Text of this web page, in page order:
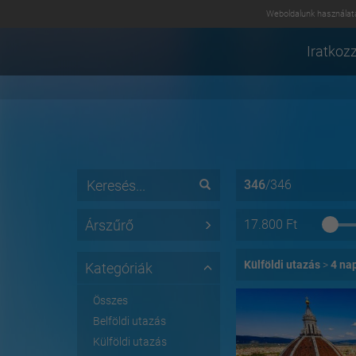
Weboldalunk
Árszűrő
Kategóriák
Összes
Belföldi utazás
Külföldi utazás
346/346
17.800 Ft
Külföldi utazás 4